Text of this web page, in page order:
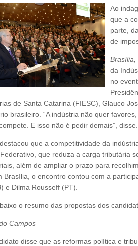
Ao
que a
parte,
de
Brasília,
da
no
de Santa Catarina (FIESC), Glauco
brasileiro. “A indústria não quer
E isso não é pedir demais”, disse.
que a competitividade da
que reduza a carga tributária
além de ampliar o prazo para
Brasília, o encontro contou com a
e Dilma Rousseff (PT).
o resumo das propostas dos
Campos
disse que as reformas política e